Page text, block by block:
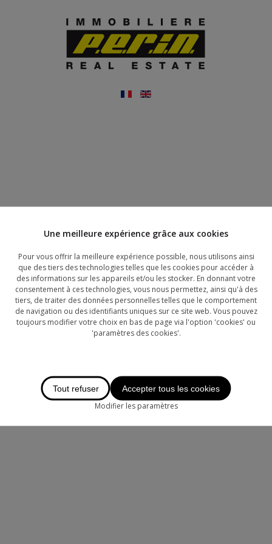
Une meilleure expérience grâce aux cookies
Pour vous offrir la meilleure expérience possible, nous utilisons ainsi
que des tiers des technologies telles que les cookies pour accéder à
des informations sur les appareils et/ou les stocker. En donnant votre
consentement à ces technologies, vous nous permettez, ainsi qu'à des
tiers, de traiter des données personnelles telles que le comportement
de navigation ou des identifiants uniques sur ce site web. Vous pouvez
toujours modifier votre choix en bas de page via l'option 'cookies' ou
'paramètres des cookies'.
Tout refuser Accepter tous les cookies
Modifier les paramètres